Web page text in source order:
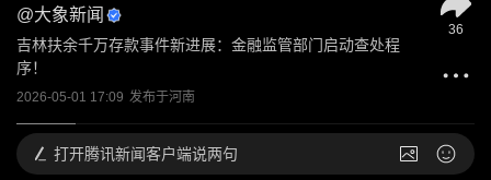
@大象新闻
吉林扶余千万存款事件新进展：金融监管部门启动查处程
序！
2026-05-01 17:09 发布于河南
36
打开腾讯新闻客户端说两句